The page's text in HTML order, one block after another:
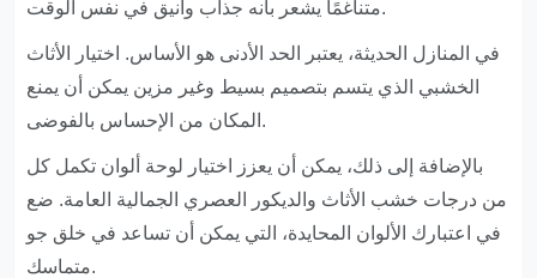
متناغمًا يشعر بأنه جذاب وأنيق في نفس الوقت.
في المنازل الحديثة، يعتبر الحد الأدنى هو الأساس. اختيار الأثاث
الخشبي الذي يتسم بتصميم بسيط وغير مزين يمكن أن يمنع
المكان من الإحساس بالفوضى.
بالإضافة إلى ذلك، يمكن أن يعزز اختيار لوحة ألوان تكمل كل
من درجات خشب الأثاث والديكور العصري الجمالية العامة. ضع
في اعتبارك الألوان المحايدة، التي يمكن أن تساعد في خلق جو
متماسك.